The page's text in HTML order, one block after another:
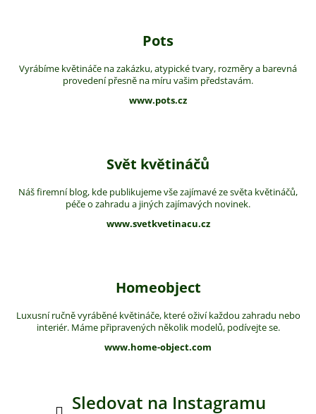
Pots
Vyrábíme květináče na zakázku, atypické tvary, rozměry a barevná
provedení přesně na míru vašim představám.
www.pots.cz
Svět květináčů
Náš firemní blog, kde publikujeme vše zajímavé ze světa květináčů,
péče o zahradu a jiných zajímavých novinek.
www.svetkvetinacu.cz
Homeobject
Luxusní ručně vyráběné květináče, které oživí každou zahradu nebo
interiér. Máme připravených několik modelů, podívejte se.
www.home-object.com
Sledovat na Instagramu